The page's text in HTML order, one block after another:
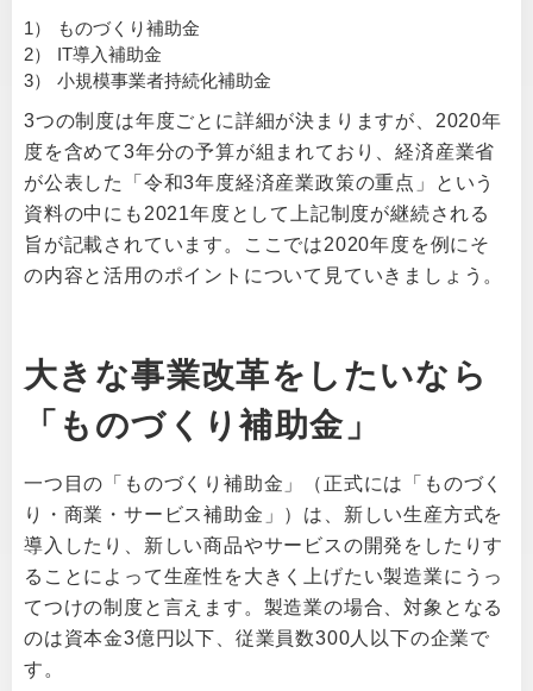
1）
ものづくり補助金
2）
IT導入補助金
3）
小規模事業者持続化補助金
3つの制度は年度ごとに詳細が決まりますが、2020年
度を含めて3年分の予算が組まれており、経済産業省
が公表した「令和3年度経済産業政策の重点」という
資料の中にも2021年度として上記制度が継続される
旨が記載されています。ここでは2020年度を例にそ
の内容と活用のポイントについて見ていきましょう。
大きな事業改革をしたいなら
「ものづくり補助金」
一つ目の「ものづくり補助金」（正式には「ものづく
り・商業・サービス補助金」）は、新しい生産方式を
導入したり、新しい商品やサービスの開発をしたりす
ることによって生産性を大きく上げたい製造業にうっ
てつけの制度と言えます。製造業の場合、対象となる
のは資本金3億円以下、従業員数300人以下の企業で
す。